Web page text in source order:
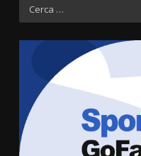
Ricerca
per:
arma
6